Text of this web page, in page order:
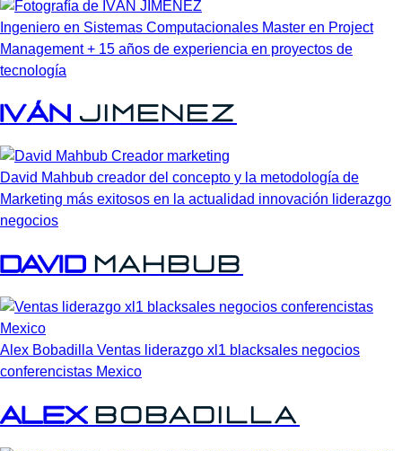
Ingeniero en Sistemas Computacionales Master en Project
Management + 15 años de experiencia en proyectos de
tecnología
IVÁN JIMENEZ
David Mahbub creador del concepto y la metodología de
Marketing más exitosos en la actualidad innovación liderazgo
negocios
David Mahbub
Alex Bobadilla Ventas liderazgo xl1 blacksales negocios
conferencistas Mexico
Alex Bobadilla